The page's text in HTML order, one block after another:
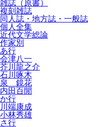
雑誌（原書）
複刻雑誌
同人誌・地方誌・一般誌
個人全集
近代文学総論
作家別
あ行
会津八一
芥川龍之介
石川啄木
泉 鏡花
内田百閒
か行
川端康成
小林秀雄
さ行